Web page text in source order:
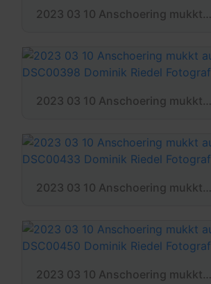
2023 03 10 Anschoering mukkt auf DSC00356 Dominik Riedel Fotografie
2023 03 10 Anschoering mukkt auf DSC00398 Dominik Riedel Fotografie
2023 03 10 Anschoering mukkt auf DSC00433 Dominik Riedel Fotografie
2023 03 10 Anschoering mukkt auf DSC00450 Dominik Riedel Fotografie